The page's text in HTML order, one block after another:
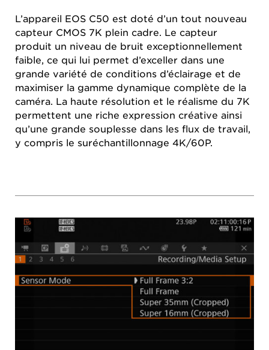
L’appareil EOS C50 est doté d’un tout nouveau
capteur CMOS 7K plein cadre. Le capteur
produit un niveau de bruit exceptionnellement
faible, ce qui lui permet d’exceller dans une
grande variété de conditions d’éclairage et de
maximiser la gamme dynamique complète de la
caméra. La haute résolution et le réalisme du 7K
permettent une riche expression créative ainsi
qu’une grande souplesse dans les flux de travail,
y compris le suréchantillonnage 4K/60P.